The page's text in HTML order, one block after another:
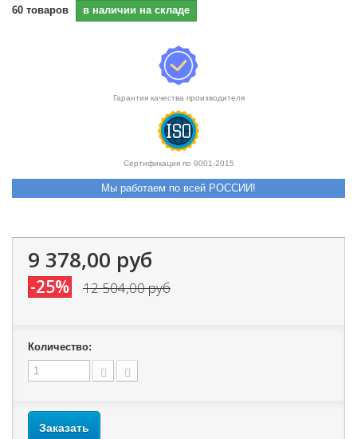
60 товаров в наличии на складе
Гарантия качества производителя
Сертификация по 9001-2015
Мы работаем по всей РОССИИ!
9 378,00 руб
-25% 12 504,00 руб
Количество:
Заказать